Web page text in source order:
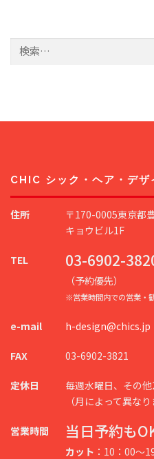
索:
CHIC シック・ヘア・デザ
住所
〒170-0005東京都
キョウビル1F
TEL 03-6902-
（予約優先）
※営業時間内での営業・
e-mail h-design@chics.jp
FAX 03-6902-3821
定休日
毎週水曜日、その
（月によって異なり
営業時間 当日予約も
カット ：10：00～